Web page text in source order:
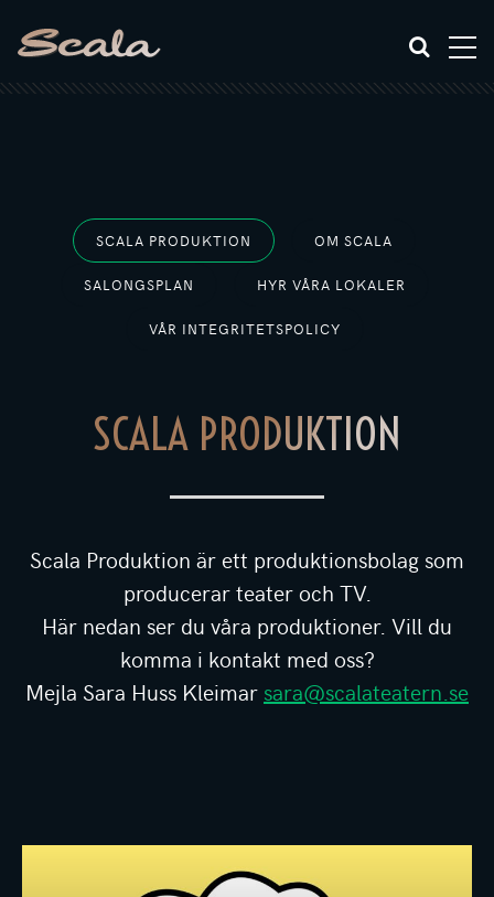
SCALA PRODUKTION OM SCALA
SALONGSPLAN HYR VÅRA LOKALER
VÅR INTEGRITETSPOLICY
SCALA PRODUKTION
Scala Produktion är ett produktionsbolag som
producerar teater och TV.
Här nedan ser du våra produktioner. Vill du
komma i kontakt med oss?
Mejla Sara Huss Kleimar sara@scalateatern.se